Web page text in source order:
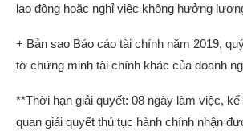
lao động hoặc nghỉ việc không hưởng
+ Bản sao Báo cáo tài chính năm 2019,
tờ chứng minh tài chính khác của doanh
**Thời hạn giải quyết: 08 ngày làm việc,
quan giải quyết thủ tục hành chính nhận